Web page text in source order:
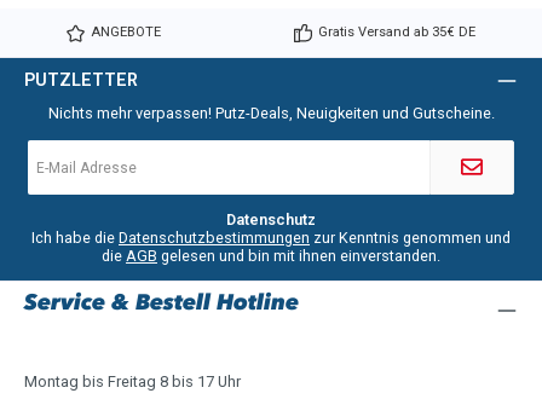
ANGEBOTE Gratis Versand ab 35€ DE
PUTZLETTER
Nichts mehr verpassen! Putz-Deals, Neuigkeiten und Gutscheine.
Mail-
*
Datenschutz
Ich habe die Datenschutzbestimmungen zur Kenntnis genommen und
die AGB gelesen und bin mit ihnen einverstanden.
Service & Bestell Hotline
Montag bis Freitag 8 bis 17 Uhr